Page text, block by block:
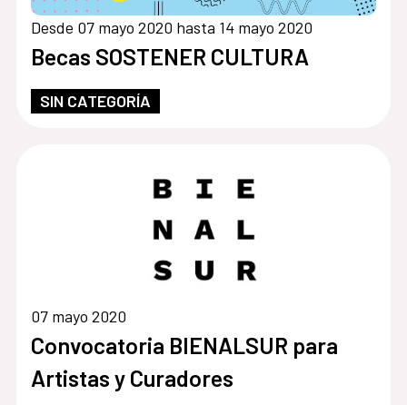
Desde 07 mayo 2020 hasta 14 mayo 2020
Becas SOSTENER CULTURA
SIN CATEGORÍA
07 mayo 2020
Convocatoria BIENALSUR para
Artistas y Curadores